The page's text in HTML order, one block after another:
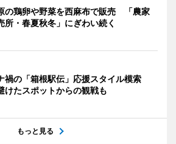
の鶏卵や野菜を西麻布で販売 「農家
所・春夏秋冬」にぎわい続く
禍の「箱根駅伝」応援スタイル模索
けたスポットからの観戦も
もっと見る